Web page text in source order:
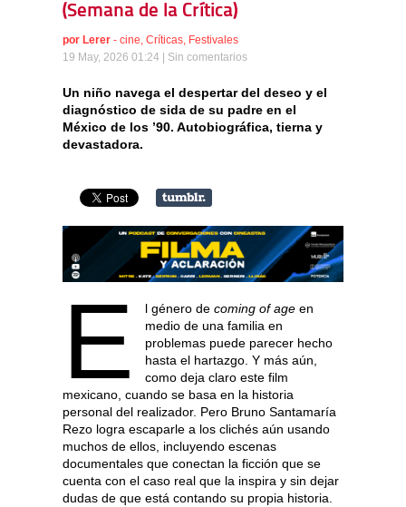
(Semana de la Crítica)
por Lerer - cine Críticas Festivales
19 May, 2026 01:24 | Sin comentarios
Un niño navega el despertar del deseo y el
diagnóstico de sida de su padre en el
México de los ’90. Autobiográfica, tierna y
devastadora.
E l género de coming of ageen
medio de una familia en
problemas puede parecer hecho
hasta el hartazgo. Y más aún,
como deja claro este film
mexicano, cuando se basa en la historia
personal del realizador. Pero Bruno Santamaría
Rezo logra escaparle a los clichés aún usando
muchos de ellos, incluyendo escenas
documentales que conectan la ficción que se
cuenta con el caso real que la inspira y sin dejar
dudas de que está contando su propia historia.